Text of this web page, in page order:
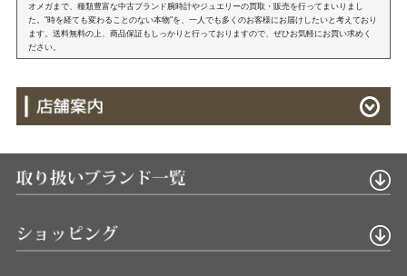
オメガまで、種類豊富な中古ブランド腕時計やジュエリーの買取・販売を行ってまいりまし
た。"時を経ても変わることのない本物"を、一人でも多くのお客様にお届けしたいと考えており
ます。送料無料の上、商品保証もしっかりと行っておりますので、ぜひお気軽にお買い求めく
ださい。